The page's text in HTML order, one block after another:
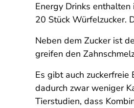
Energy Drinks
20 Stück Würfelzucker.
Neben dem Zucker ist
greifen den
Es gibt auch
dadurch zwar weniger
Tierstudien, dass